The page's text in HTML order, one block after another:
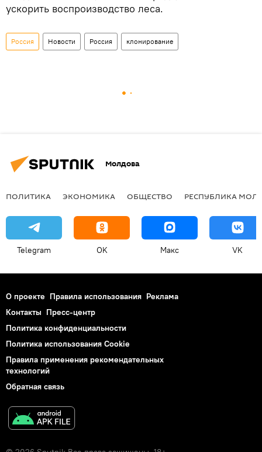
ускорить воспроизводство леса.
Россия Новости Россия клонирование
Молдова
ПОЛИТИКА ЭКОНОМИКА ОБЩЕСТВО РЕСПУБЛИКА
Telegram OK Макс VK
О проекте Правила использования Реклама
Контакты Пресс-центр
Политика конфиденциальности
Политика использования Cookie
Правила применения рекомендательных
технологий
Обратная связь